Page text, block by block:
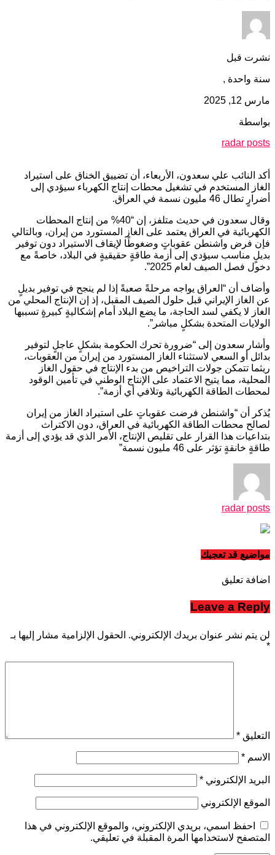
نشرت قبل
سنة واحدة ,
مارس 12, 2025
بواسطة
radar posts
أكد النائب علي سعدون، الأربعاء، أن تضييق الخناق على استيراد
الغاز المستخدم في تشغيل محطات إنتاج الكهرباء سيؤدي إلى
أضرارٍ تطال 46 مليون نسمة في العراق.
وقال سعدون في حديث متلفز، إن “40% من إنتاج المحطات
الكهربائية في العراق يعتمد على الغاز المستورد من إيران، وبالتالي
فإن فرض واشنطن عقوباتٍ وضغوطًا لإيقاف الاستيراد دون توفير
بديلٍ مناسب سيؤدي إلى أزمة طاقةٍ حقيقيةٍ في البلاد، خاصةً مع
دخول فصل الصيف لعام 2025”.
وأضاف أن “العراق يواجه مرحلةً صعبةً إذا لم ينجح في توفير بديلٍ
عن الغاز الإيراني قبل حلول الصيف المقبل، إذ إن الإنتاج المحلي من
الغاز لا يكفي لسد الحاجة، ما يضع البلاد أمام إشكاليةٍ كبيرةٍ تسببها
الولايات المتحدة بشكلٍ مباشر”.
وأشار سعدون إلى “ضرورة تحرك الحكومة بشكلٍ عاجلٍ لتوفير
بدائل أو السعي لاستثناء الغاز المستورد من إيران من العقوبات،
ريثما تتمكن جولات التراخيص من بدء الإنتاج في حقول الغاز
المحلية، مما يتيح الاعتماد على الإنتاج الوطني في تأمين الوقود
لمحطات الطاقة الكهربائية وتلافي أي أزمة”.
يُذكر أن “واشنطن فرضت عقوباتٍ على استيراد الغاز من إيران
لصالح محطات الطاقة الكهربائية في العراق، دون الاكتراث
بتداعيات هذا القرار على تقليص الإنتاج، الأمر الذي قد يؤدي إلى أزمة
طاقةٍ خانقةٍ تؤثر على 46 مليون نسمة”
radar posts
مواضيع قد تعجبك
اضافة تعليق
Leave a Reply
لن يتم نشر عنوان بريدك الإلكتروني. الحقول الإلزامية مشار إليها بـ
*
التعليق *
الاسم *
البريد الإلكتروني *
الموقع الإلكتروني
احفظ اسمي، بريدي الإلكتروني، والموقع الإلكتروني في هذا
المتصفح لاستخدامها المرة المقبلة في تعليقي.